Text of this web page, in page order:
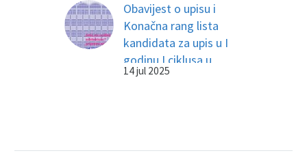
Obavijest o upisu i
Konačna rang lista
kandidata za upis u I
godinu I ciklusa u
studijskoj 2025/26.
14 jul 2025